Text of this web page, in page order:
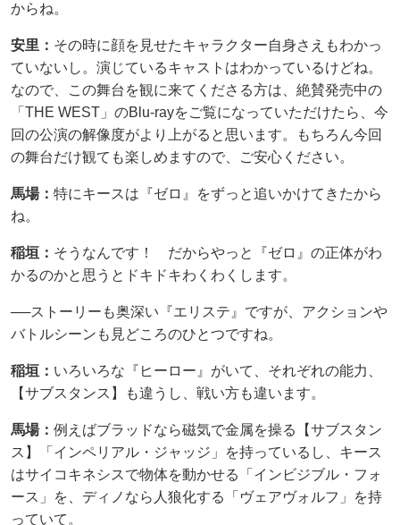
からね。
安里： その時に顔を見せたキャラクター自身さえもわかっ
ていないし。演じているキャストはわかっているけどね。
なので、この舞台を観に来てくださる方は、絶賛発売中の
「THE WEST」のBlu-rayをご覧になっていただけたら、今
回の公演の解像度がより上がると思います。もちろん今回
の舞台だけ観ても楽しめますので、ご安心ください。
馬場： 特にキースは『ゼロ』をずっと追いかけてきたから
ね。
稲垣： そうなんです！ だからやっと『ゼロ』の正体がわ
かるのかと思うとドキドキわくわくします。
──ストーリーも奥深い『エリステ』ですが、アクションや
バトルシーンも見どころのひとつですね。
稲垣： いろいろな『ヒーロー』がいて、それぞれの能力、
【サブスタンス】も違うし、戦い方も違います。
馬場： 例えばブラッドなら磁気で金属を操る【サブスタン
ス】「インペリアル・ジャッジ」を持っているし、キース
はサイコキネシスで物体を動かせる「インビジブル・フォ
ース」を、ディノなら人狼化する「ヴェアヴォルフ」を持
っていて。